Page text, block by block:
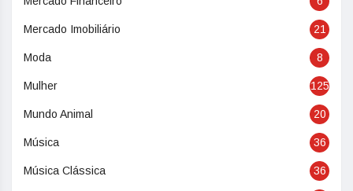
Mercado Imobiliário 21
Moda 8
Mulher 125
Mundo Animal 20
Música 36
Música Clássica 36